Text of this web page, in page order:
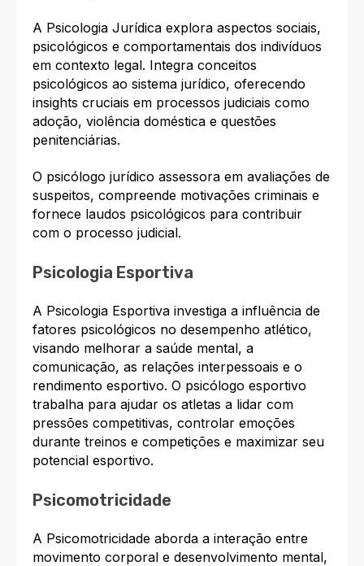
A Psicologia Jurídica explora aspectos sociais,
psicológicos e comportamentais dos indivíduos
em contexto legal. Integra conceitos
psicológicos ao sistema jurídico, oferecendo
insights cruciais em processos judiciais como
adoção, violência doméstica e questões
penitenciárias.
O psicólogo jurídico assessora em avaliações de
suspeitos, compreende motivações criminais e
fornece laudos psicológicos para contribuir
com o processo judicial.
Psicologia Esportiva
A Psicologia Esportiva investiga a influência de
fatores psicológicos no desempenho atlético,
visando melhorar a saúde mental, a
comunicação, as relações interpessoais e o
rendimento esportivo. O psicólogo esportivo
trabalha para ajudar os atletas a lidar com
pressões competitivas, controlar emoções
durante treinos e competições e maximizar seu
potencial esportivo.
Psicomotricidade
A Psicomotricidade aborda a interação entre
movimento corporal e desenvolvimento mental,